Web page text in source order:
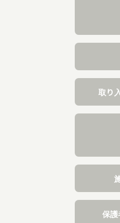
取り
保護